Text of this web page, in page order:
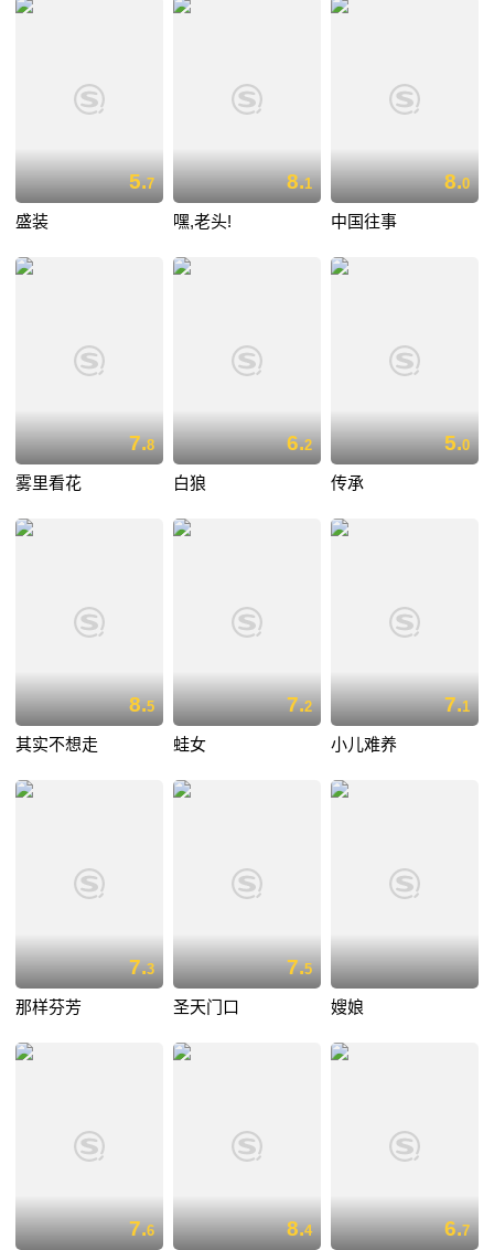
5.7
盛装
8.1
嘿,老头!
8.0
中国往事
7.8
雾里看花
6.2
白狼
5.0
传承
8.5
其实不想走
7.2
蛙女
7.1
小儿难养
7.3
那样芬芳
7.5
圣天门口 嫂娘
7.6 8.4 6.7